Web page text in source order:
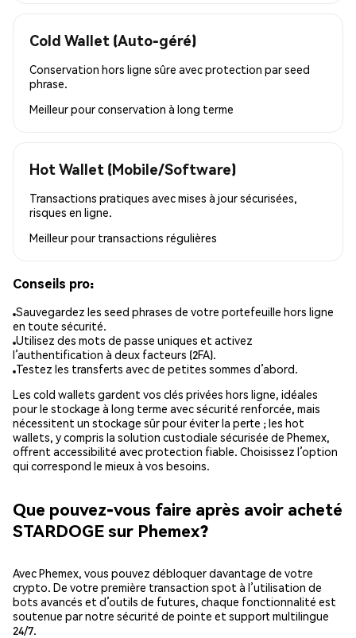
Cold Wallet (Auto-géré)
Conservation hors ligne sûre avec protection par seed
phrase.
Meilleur pourconservation à long terme
Hot Wallet (Mobile/Software)
Transactions pratiques avec mises à jour sécurisées,
risques en ligne.
Meilleur pour transactions régulières
Conseils pro:
Sauvegardez les seed phrases de votre portefeuille hors ligne
en toute sécurité.
Utilisez des mots de passe uniques et activez
l’authentification à deux facteurs (2FA).
Testez les transferts avec de petites sommes d’abord.
Les cold wallets gardent vos clés privées hors ligne, idéales
pour le stockage à long terme avec sécurité renforcée, mais
nécessitent un stockage sûr pour éviter la perte ; les hot
wallets, y compris la solution custodiale sécurisée de Phemex,
offrent accessibilité avec protection fiable. Choisissez l’option
qui correspond le mieux à vos besoins.
Que pouvez-vous faire après avoir acheté
STARDOGE sur Phemex?
Avec Phemex, vous pouvez débloquer davantage de votre
crypto. De votre première transaction spot à l’utilisation de
bots avancés et d’outils de futures, chaque fonctionnalité est
soutenue par notre sécurité de pointe et support multilingue
24/7.